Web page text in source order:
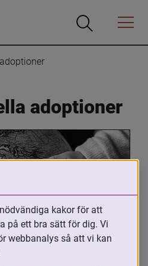
Öppna
Öppna
Menyn
adoptioner
arbetar med
kakor för att
på ett bra sätt för dig. Vi
webbanalys så att vi kan